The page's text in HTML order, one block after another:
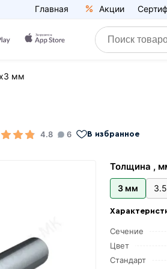
Главная Акции
мм
4.8 6 В избранное
Толщина ,
3 мм
Сечение
Цвет
Стандарт